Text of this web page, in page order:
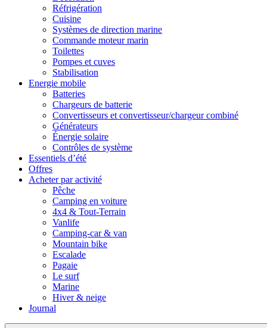
Réfrigération
Cuisine
Systèmes de direction marine
Commande moteur marin
Toilettes
Pompes et cuves
Stabilisation
Energie mobile
Batteries
Chargeurs de batterie
Convertisseurs et convertisseur/chargeur combiné
Générateurs
Énergie solaire
Contrôles de système
Essentiels d’été
Offres
Acheter par activité
Pêche
Camping en voiture
4x4 & Tout-Terrain
Vanlife
Camping-car & van
Mountain bike
Escalade
Pagaie
Le surf
Marine
Hiver & neige
Journal